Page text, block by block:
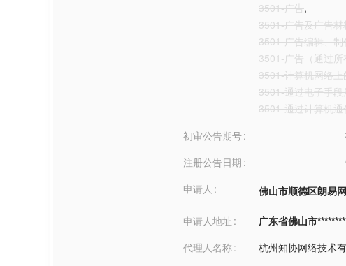
3501-广告,
3501-广告及广告
3501-广告编辑、
3501-广告（通过
3501-计算机网络
3501-通过电子手
3501-通过计算机
初审公告期号
注册公告日期
申请人
佛山市顺德区朗易
申请人地址
广东省佛山市
代理人名称
杭州知协网络技术